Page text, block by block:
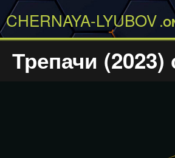
CHERNAYA-LYUBOV
Трепачи